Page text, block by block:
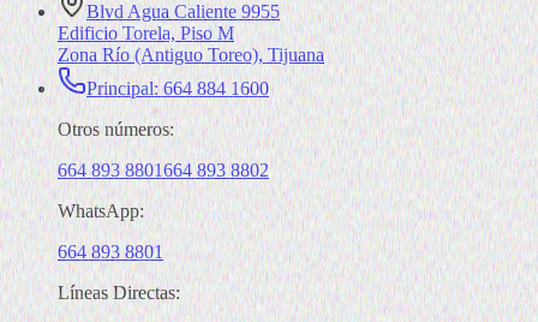
Blvd Agua Caliente 9955
Edificio Torela, Piso M
Zona Río (Antiguo Toreo),Tijuana
Principal: 664 884 1600
Otros números:
664 893 8801664 893 8802
WhatsApp:
664 893 8801
Líneas Directas: